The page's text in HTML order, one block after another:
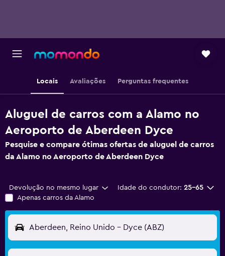
Locais Avaliações Perguntas frequentes
Aluguel de carros com a Alamo no
Aeroporto de Aberdeen Dyce
Pesquise e compare ótimas ofertas de aluguel de carros
da Alamo no Aeroporto de Aberdeen Dyce
Devolução no mesmo lugar Idade do condutor: 25-65
Apenas carros da Alamo
Aberdeen, Reino Unido - Dyce (ABZ)